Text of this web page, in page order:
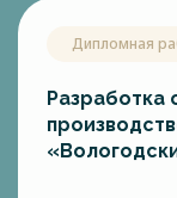
Дипломная
Разработка